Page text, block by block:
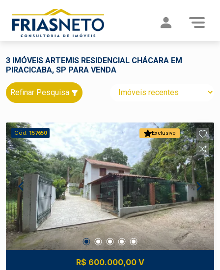
3 IMÓVEIS ARTEMIS RESIDENCIAL CHÁCARA EM
PIRACICABA, SP PARA VENDA
Refinar Pesquisa
Exclusivo
Cód. 157650
R$ 600.000,00 V